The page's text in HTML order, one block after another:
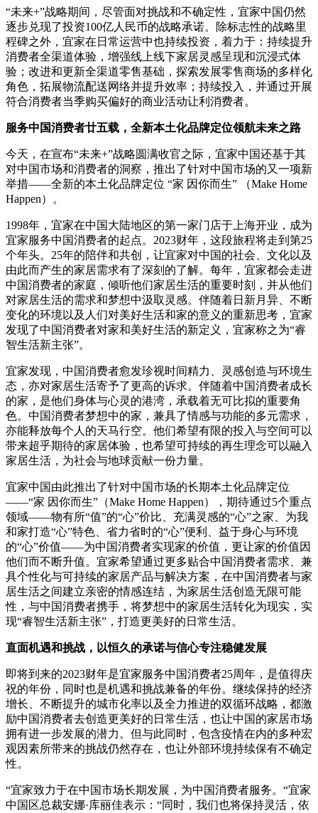
“未来+”战略期间，尽管面对挑战和不确定性，宜家中国仍然
逐步兑现了投资100亿人民币的战略承诺。除标志性的战略里
程碑之外，宜家在日常运营中也持续投资，着力于：持续提升
消费者全渠道体验，增强线上线下家居灵感呈现和沉浸式体
验；改进和更新全渠道零售基础，探索发展零售商场的多样化
角色，拓展物流配送网络并提升效率；持续投入，并通过开展
符合消费者当季购买偏好的商业活动让利消费者。
服务中国消费者廿五载，全新本土化品牌定位领航未来之路
今天，在宣布“未来+”战略圆满收官之际，宜家中国还基于其
对中国市场和消费者的洞察，推出了针对中国市场的又一项新
举措——全新的本土化品牌定位 “家 因你而生” （Make Home
Happen）。
1998年，宜家在中国大陆地区的第一家门店于上海开业，成为
宜家服务中国消费者的起点。2023财年，这段旅程将走到第25
个年头。25年的陪伴和共创，让宜家对中国的社会、文化以及
由此而产生的家居需求有了深刻的了解。每年，宜家都会走进
中国消费者的家庭，倾听他们家居生活的重要时刻，并从他们
对家居生活的需求和梦想中汲取灵感。伴随着日新月异、不断
变化的环境以及人们对美好生活和家的意义的重新思考，宜家
发现了中国消费者对家和美好生活的新定义，宜家称之为“睿
智生活新主张”。
宜家发现，中国消费者愈发珍视时间精力、灵感创造与环境生
态，亦对家居生活寄予了更高的诉求。伴随着中国消费者成长
的家，是他们身体与心灵的港湾，承载着无可比拟的重要角
色。中国消费者梦想中的家，兼具了情感与功能的多元需求，
亦能释放每个人的天马行空。他们希望有限的投入与空间可以
带来超乎期待的家居体验，也希望可持续的再生理念可以融入
家居生活，为社会与地球贡献一份力量。
宜家中国由此推出了针对中国市场的长期本土化品牌定位
——“家 因你而生”（Make Home Happen），期待通过5个重点
领域——物有所“值”的“心”价比、充满灵感的“心”之家、为我
和家打造“心”特色、省力省时的“心”便利、益于身心与环境
的“心”价值——为中国消费者实现家的价值，更让家的价值因
他们而不断升值。宜家希望通过更多贴合中国消费者需求、兼
具个性化与可持续的家居产品与解决方案，在中国消费者与家
居生活之间建立亲密的情感连结，为家居生活创造无限可能
性，与中国消费者携手，将梦想中的家居生活转化为现实，实
现“睿智生活新主张”，打造更美好的日常生活。
直面机遇和挑战，以恒久的承诺与信心专注稳健发展
即将到来的2023财年是宜家服务中国消费者25周年，是值得庆
祝的年份，同时也是机遇和挑战兼备的年份。继续保持的经济
增长、不断提升的城市化率以及全力推进的双循环战略，都激
励中国消费者去创造更美好的日常生活，也让中国的家居市场
拥有进一步发展的潜力。但与此同时，包含疫情在内的多种宏
观因素所带来的挑战仍然存在，也让外部环境持续保有不确定
性。
“宜家致力于在中国市场长期发展，为中国消费者服务。“宜家
中国区总裁安娜·库丽佳表示：“同时，我们也将保持灵活，依